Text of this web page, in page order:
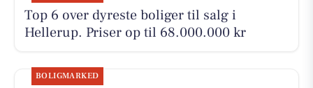
Top 6 over dyreste boliger til salg i
Hellerup. Priser op til 68.000.000 kr
BOLIGMARKED